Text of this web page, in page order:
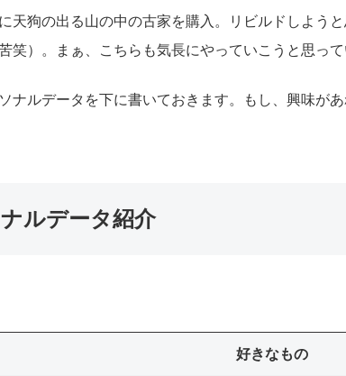
天狗の出る山の中の古家を購入。リビルドしよう
笑）。まぁ、こちらも気長にやっていこうと思って
ナルデータを下に書いておきます。もし、興味が
ルデータ紹介
好きなもの